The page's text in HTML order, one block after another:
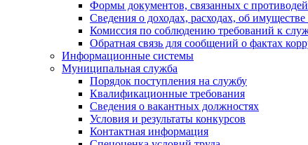
Формы документов, связанных с
Сведения о доходах, расходах, об
Комиссия по соблюдению требований к
Обратная связь для сообщений о фактах
Информационные системы
Муниципальная служба
Порядок поступления на службу
Квалификационные требования
Сведения о вакантных должностях
Условия и результаты конкурсов
Контактная информация